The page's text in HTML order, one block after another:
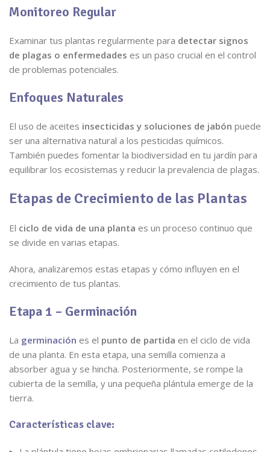
Monitoreo Regular
Examinar tus plantas regularmente para detectar signos
de plagas o enfermedades es un paso crucial en el control
de problemas potenciales.
Enfoques Naturales
El uso de aceites insecticidas y soluciones de jabón puede
ser una alternativa natural a los pesticidas químicos.
También puedes fomentar la biodiversidad en tu jardín para
equilibrar los ecosistemas y reducir la prevalencia de plagas.
Etapas de Crecimiento de las Plantas
El ciclo de vida de una planta es un proceso continuo que
se divide en varias etapas.
Ahora, analizaremos estas etapas y cómo influyen en el
crecimiento de tus plantas.
Etapa 1 – Germinación
La germinación es el punto de partida en el ciclo de vida
de una planta. En esta etapa, una semilla comienza a
absorber agua y se hincha. Posteriormente, se rompe la
cubierta de la semilla, y una pequeña plántula emerge de la
tierra.
Características clave: